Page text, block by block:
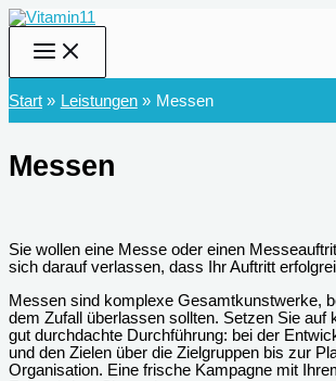
Zum
Inhalt
springen
Start Leistungen Messen
Messen
Sie wollen eine Messe oder einen
sich darauf verlassen, dass Ihr Auftritt
Messen sind komplexe Gesamtkunstwerke,
dem Zufall überlassen sollten. Setzen Sie auf
gut durchdachte Durchführung: bei der
und den Zielen über die Zielgruppen bis zur
Organisation. Eine frische Kampagne mit